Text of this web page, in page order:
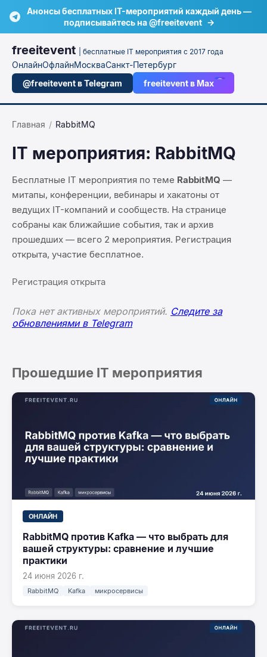
Анонсы бесплатных IT-мероприятий каждый день —
подписывайтесь на @freeitevent →
freeitevent | бесплатные IT мероприятия с 2017 года
ОнлайнОфлайнМоскваСанкт-Петербург
@freeitevent в Telegram
freeitevent в Max
Главная / RabbitMQ
IT мероприятия: RabbitMQ
Бесплатные IT мероприятия по теме RabbitMQ —
митапы, конференции, вебинары и хакатоны от
ведущих IT-компаний и сообществ. На странице
собраны как ближайшие события, так и архив
прошедших — всего 2 мероприятия. Регистрация
открыта, участие бесплатное.
Регистрация открыта
Пока нет активных мероприятий. Следите за
обновлениями в Telegram
Прошедшие IT мероприятия
ОНЛАЙН
RabbitMQ против Kafka — что выбрать для
вашей структуры: сравнение и лучшие
практики
24 июня 2026 г.
RabbitMQ Kafka микросервисы